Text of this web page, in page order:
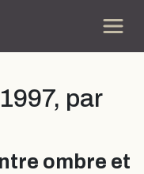
par
ombre et